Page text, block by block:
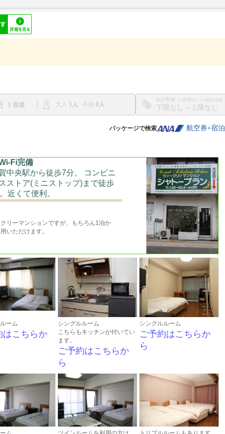
1 大人 1 子供 0
合計料金 ※1部屋あたりの税込金額
〜
パッケージで検索 航空券+宿泊
Fi完備
中央駅から徒歩7分。 コンビニ
ストア(ミニストップ)まで徒歩
近くて便利。
リーマンションですが、もちろん1泊か
いただけます。
ーム
はこちらか
シングルルーム
こちらもキッチンが付いてい
ます。
ご予約はこちらか
ら
シングルルーム
ご予約はこちらか
ら